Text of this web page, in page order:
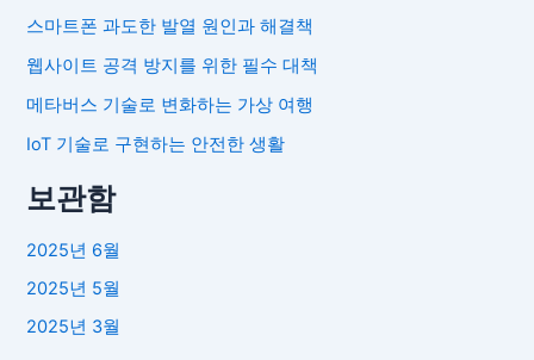
스마트폰 과도한 발열 원인과 해결책
웹사이트 공격 방지를 위한 필수 대책
메타버스 기술로 변화하는 가상 여행
IoT 기술로 구현하는 안전한 생활
보관함
2025년 6월
2025년 5월
2025년 3월